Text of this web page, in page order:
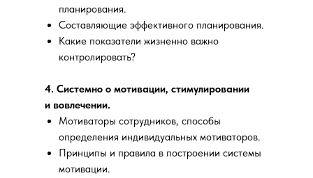
планирования.
Составляющие эффективного планирования.
Какие показатели жизненно важно
контролировать?
4. Системно о мотивации, стимулировании
и вовлечении.
Мотиваторы сотрудников, способы
определения индивидуальных мотиваторов.
Принципы и правила в построении системы
мотивации.